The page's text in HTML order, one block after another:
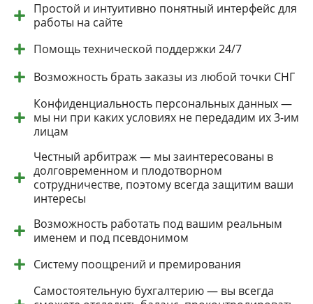
Простой и интуитивно понятный интерфейс для
работы на сайте
Помощь технической поддержки 24/7
Возможность брать заказы из любой точки СНГ
Конфиденциальность персональных данных —
мы ни при каких условиях не передадим их 3-им
лицам
Честный арбитраж — мы заинтересованы в
долговременном и плодотворном
сотрудничестве, поэтому всегда защитим ваши
интересы
Возможность работать под вашим реальным
именем и под псевдонимом
Систему поощрений и премирования
Самостоятельную бухгалтерию — вы всегда